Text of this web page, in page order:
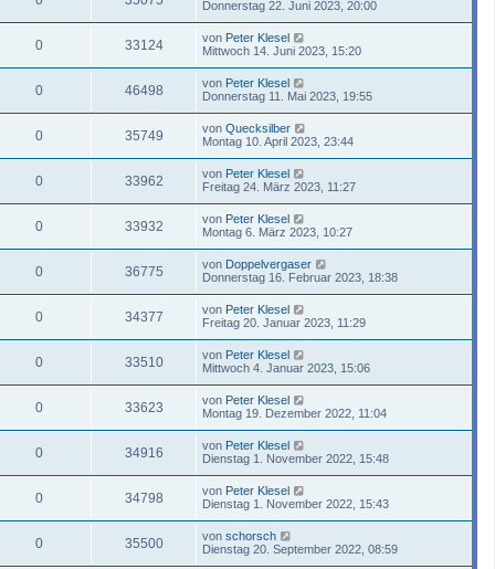
Donnerstag 22. Juni 2023, 20:00
0 33124 von Peter Klesel
Mittwoch 14. Juni 2023, 15:20
0 46498 von Peter Klesel
Donnerstag 11. Mai 2023, 19:55
0 35749 von Quecksilber
Montag 10. April 2023, 23:44
0 33962 von Peter Klesel
Freitag 24. März 2023, 11:27
0 33932 von Peter Klesel
Montag 6. März 2023, 10:27
0 36775 von Doppelvergaser
Donnerstag 16. Februar 2023, 18:38
0 34377 von Peter Klesel
Freitag 20. Januar 2023, 11:29
0 33510 von Peter Klesel
Mittwoch 4. Januar 2023, 15:06
0 33623 von Peter Klesel
Montag 19. Dezember 2022, 11:04
0 34916 von Peter Klesel
Dienstag 1. November 2022, 15:48
0 34798 von Peter Klesel
Dienstag 1. November 2022, 15:43
0 35500 von schorsch
Dienstag 20. September 2022, 08:59